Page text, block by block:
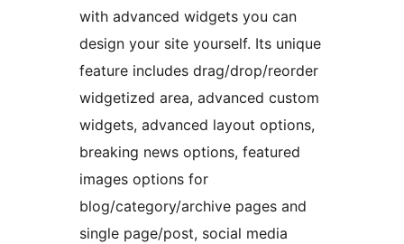
with advanced widgets you can
design your site yourself. Its unique
feature includes drag/drop/reorder
widgetized area, advanced custom
widgets, advanced layout options,
breaking news options, featured
images options for
blog/category/archive pages and
single page/post, social media